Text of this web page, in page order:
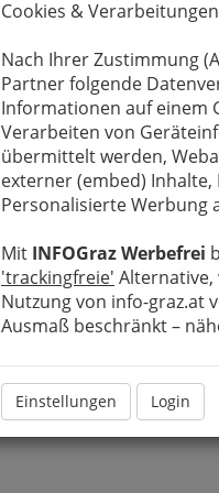
Cookies &
Nach Ihrer Zustimmung
Partner folgende
Informationen auf einem
Verarbeiten von
übermittelt werden,
externer (embed)
Personalisierte Werbung
Mit INFOGraz Werbefrei
'trackingfreie' Alternative,
Nutzung von info-graz.at
Ausmaß beschränkt –
Einstellungen Login